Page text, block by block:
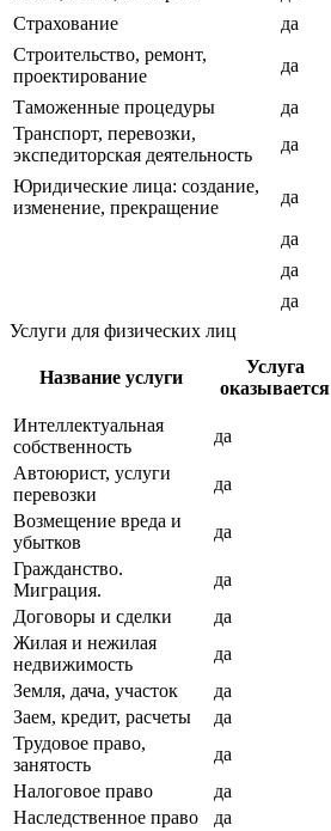
Страхование
да
Строительство, ремонт,
проектирование
да
Таможенные процедуры
да
Транспорт, перевозки,
экспедиторская деятельность
да
Юридические лица: создание,
изменение, прекращение
да
да
да
да
Услуги для физических лиц
Название услуги
Услуга
оказывается
Интеллектуальная
собственность
да
Автоюрист, услуги
перевозки
да
Возмещение вреда и
убытков
да
Гражданство.
Миграция.
да
Договоры и сделки
да
Жилая и нежилая
недвижимость
да
Земля, дача, участок
да
Заем, кредит, расчеты
да
Трудовое право,
занятость
да
Налоговое право
да
Наследственное право
да